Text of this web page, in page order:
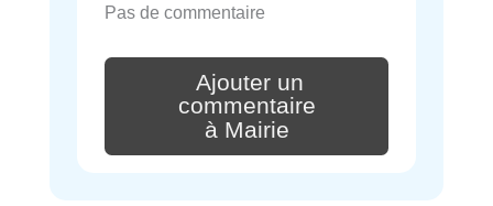
Pas de commentaire
Ajouter un
commentaire
à Mairie